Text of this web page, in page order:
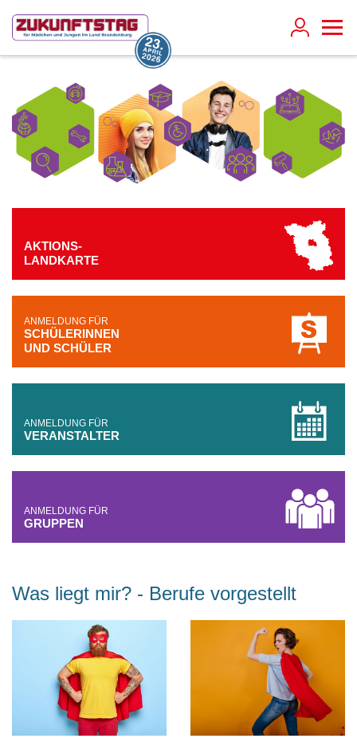
AKTIONS-
LANDKARTE
ANMELDUNG FÜR
SCHÜLERINNEN
UND SCHÜLER
ANMELDUNG FÜR
VERANSTALTER
ANMELDUNG FÜR
GRUPPEN
Was liegt mir? - Berufe vorgestellt